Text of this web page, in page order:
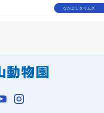
なかよしタイムズ